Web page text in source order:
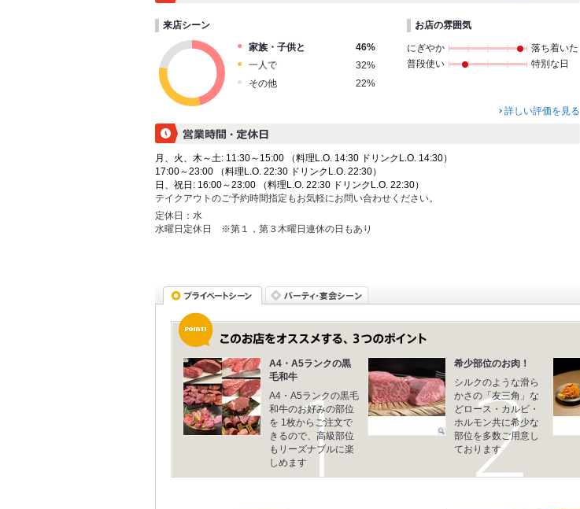
来店シーン
家族・子供と
46%
一人で
32%
その他
22%
お店の雰囲気
にぎやか
落ち着いた
普段使い
特別な日
詳しい評価を見る
月、火、木～土: 11:30～15:00 （料理L.O. 14:30 ドリンクL.O. 14:30）
17:00～23:00 （料理L.O. 22:30 ドリンクL.O. 22:30）
日、祝日: 16:00～23:00 （料理L.O. 22:30 ドリンクL.O. 22:30）
テイクアウトのご予約時間指定もお気軽にお問い合わせください。
定休日： 水
水曜日定休日 ※第１，第３木曜日連休の日もあり
A4・A5ランクの黒
毛和牛
A4・A5ランクの黒毛
和牛のお好みの部位
を 1枚からご注文で
きるので、高級部位
もリーズナブルに楽
しめます
希少部位のお肉！
シルクのような滑ら
かさの「友三角」な
どロース・カルビ・
ホルモン共に希少な
部位を多数ご用意し
ております